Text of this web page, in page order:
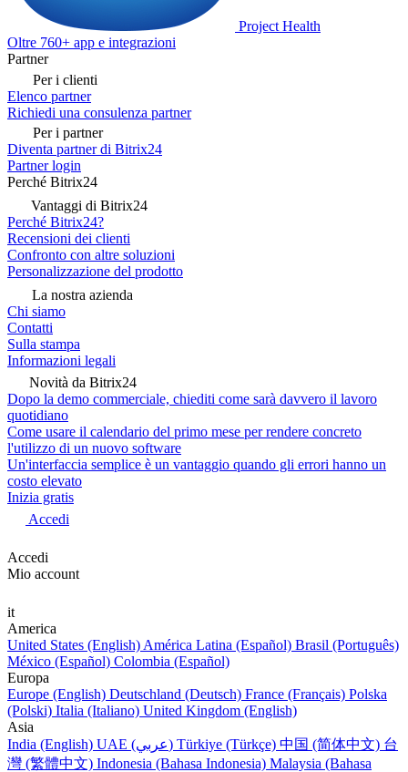
Project Health
Oltre 760+ app e integrazioni
Partner
Per i clienti
Elenco partner
Richiedi una consulenza partner
Per i partner
Diventa partner di Bitrix24
Partner login
Perché Bitrix24
Vantaggi di Bitrix24
Perché Bitrix24?
Recensioni dei clienti
Confronto con altre soluzioni
Personalizzazione del prodotto
La nostra azienda
Chi siamo
Contatti
Sulla stampa
Informazioni legali
Novità da Bitrix24
Dopo la demo commerciale, chiediti come sarà davvero il lavoro
quotidiano
Come usare il calendario del primo mese per rendere concreto
l'utilizzo di un nuovo software
Un'interfaccia semplice è un vantaggio quando gli errori hanno un
costo elevato
Inizia gratis
Accedi
Accedi
Mio account
it
America
United States (English) América Latina (Español) Brasil (Português)
México (Español) Colombia (Español)
Europa
Europe (English) Deutschland (Deutsch) France (Français) Polska
(Polski) Italia (Italiano) United Kingdom (English)
Asia
India (English)
UAE (عربي) Türkiye (Türkçe) 中国 (简体中文) 台
灣 (繁體中文) Indonesia (Bahasa Indonesia) Malaysia (Bahasa